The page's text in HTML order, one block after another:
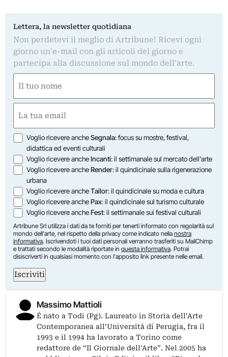
Lettera, la newsletter quotidiana
Non perdetevi il meglio di Artribune! Ricevi ogni
giorno un'e-mail con gli articoli del giorno e
partecipa alla discussione sul mondo dell'arte.
(Required)
First
(Required)
Opzioni
Voglio ricevere ancheSegnala: focus su mostre, festival,
didattica ed eventi culturali
Voglio ricevere ancheIncanti: il settimanale sul mercato dell'arte
Voglio ricevere ancheRender: il quindicinale sulla rigenerazione
urbana
Voglio ricevere ancheTailor: il quindicinale su moda e cultura
Voglio ricevere anchePax: il quindicinale sul turismo culturale
Voglio ricevere ancheFest: il settimanale sui festival culturali
Artribune Srl utilizza i dati da te forniti per tenerti informato con regolarità sul
mondo dell'arte, nel rispetto della privacy come indicato nella nostra
informativa. Iscrivendoti i tuoi dati personali verranno trasferiti su MailChimp
e trattati secondo le modalità riportate in questa informativa. Potrai
disiscriverti in qualsiasi momento con l'apposito link presente nelle email.
Iscriviti
Massimo Mattioli
É nato a Todi (Pg). Laureato in Storia dell'Arte
Contemporanea all’Università di Perugia, fra il
1993 e il 1994 ha lavorato a Torino come
redattore de “Il Giornale dell'Arte”. Nel 2005 ha